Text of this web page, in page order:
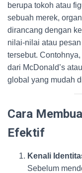
berupa tokoh atau
sebuah merek,
dirancang dengan
nilai-nilai atau
tersebut.
dari McDonald’s
global yang mudah
Cara
Efektif
Kenali
Sebelum